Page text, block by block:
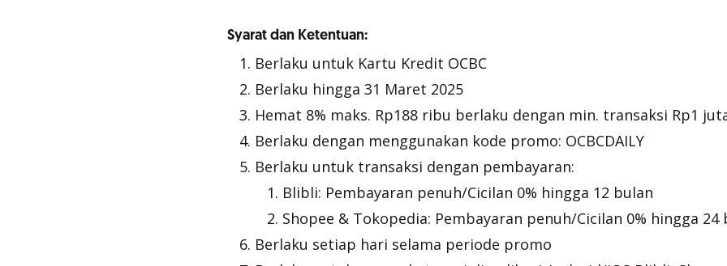
Syarat dan Ketentuan:
Berlaku untuk Kartu Kredit OCBC
Berlaku hingga 31 Maret 2025
Hemat 8% maks. Rp188 ribu berlaku dengan min. transaksi Rp1
Berlaku dengan menggunakan kode promo: OCBCDAILY
Berlaku untuk transaksi dengan pembayaran:
Blibli: Pembayaran penuh/Cicilan 0% hingga 12 bulan
Shopee & Tokopedia: Pembayaran penuh/Cicilan 0% hingga 24
Berlaku setiap hari selama periode promo